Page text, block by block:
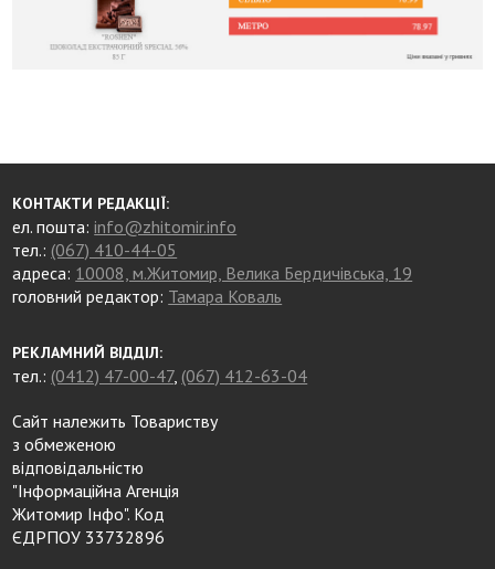
КОНТАКТИ РЕДАКЦІЇ:
ел. пошта:info@zhitomir.info
тел.: (067) 410-44-05
адреса: 10008, м.Житомир, Велика Бердичівська, 19
головний редактор: Тамара Коваль
РЕКЛАМНИЙ ВІДДІЛ:
тел.: (0412) 47-00-47, (067) 412-63-04
Сайт належить Товариству
з обмеженою
відповідальністю
"Інформаційна Агенція
Житомир Інфо". Код
ЄДРПОУ 33732896